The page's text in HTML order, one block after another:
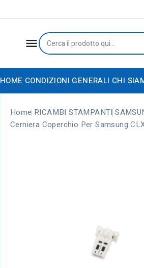

HOME CONDIZIONI GENERALI CHI
Home RICAMBI STAMPANTI
Cerniera Coperchio Per Samsung